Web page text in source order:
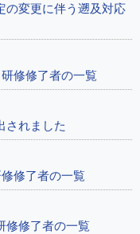
の変更に伴う遡及対応
修修了者の一覧
されました
修了者の一覧
修了者の一覧